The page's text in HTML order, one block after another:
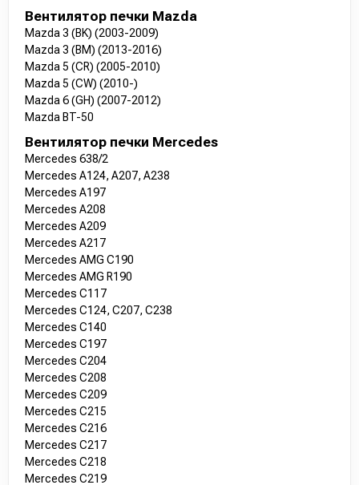
Вентилятор печки Mazda
Mazda 3 (BK) (2003-2009)
Mazda 3 (BM) (2013-2016)
Mazda 5 (CR) (2005-2010)
Mazda 5 (CW) (2010-)
Mazda 6 (GH) (2007-2012)
Mazda BT-50
Вентилятор печки Mercedes
Mercedes 638/2
Mercedes A124, A207, A238
Mercedes A197
Mercedes A208
Mercedes A209
Mercedes A217
Mercedes AMG C190
Mercedes AMG R190
Mercedes C117
Mercedes C124, C207, C238
Mercedes C140
Mercedes C197
Mercedes C204
Mercedes C208
Mercedes C209
Mercedes C215
Mercedes C216
Mercedes C217
Mercedes C218
Mercedes C219